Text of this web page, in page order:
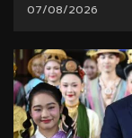
07/08/2026